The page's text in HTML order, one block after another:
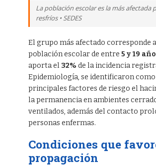
La población escolar es la más afectada
resfríos • SEDES
El grupo más afectado corresponde
población escolar de entre 5 y 19
aporta el 32% de la incidencia
Epidemiología, se identificaron como
principales factores de riesgo el
la permanencia en ambientes
ventilados, además del contacto
personas enfermas.
Condiciones que
propagación